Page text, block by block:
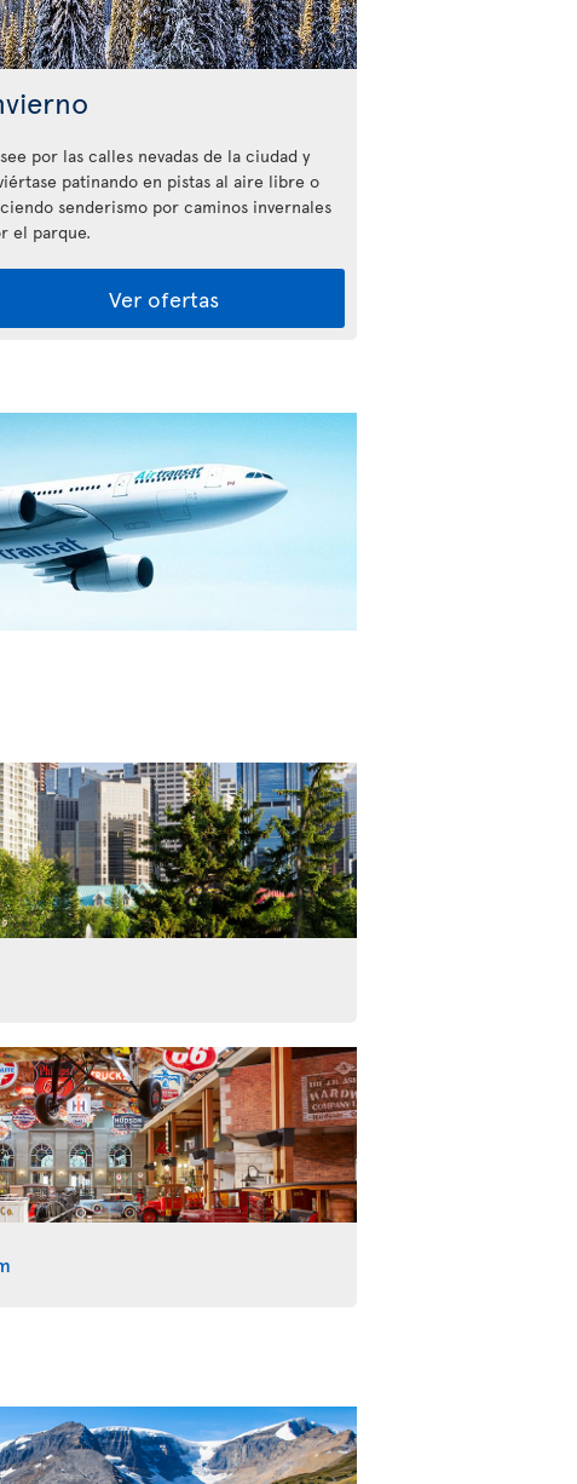
por las calles nevadas de la ciudad y
patinando en pistas al aire libre o
senderismo por caminos invernales
el parque.
Ver ofertas